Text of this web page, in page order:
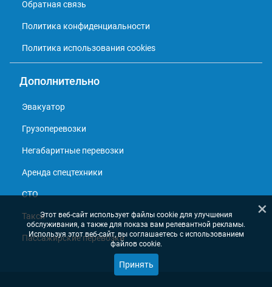
Обратная связь
Политика конфиденциальности
Политика использования cookies
Дополнительно
Эвакуатор
Грузоперевозки
Негабаритные перевозки
Аренда спецтехники
СТО
Такси
Пассажирские перевозки
×
Этот веб-сайт использует файлы cookie для улучшения
обслуживания, а также для показа вам релевантной рекламы.
Используя этот веб-сайт, вы соглашаетесь с использованием
файлов cookie.
Принять